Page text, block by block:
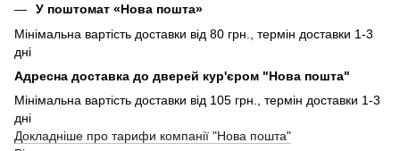
У поштомат «Нова пошта»
Мінімальна вартість доставки від 80 грн., термін доставки 1-3
дні
Адресна доставка до дверей кур'єром "Нова пошта"
Мінімальна вартість доставки від 105 грн., термін доставки 1-3
дні
Докладніше про тарифи компанії "Нова пошта"